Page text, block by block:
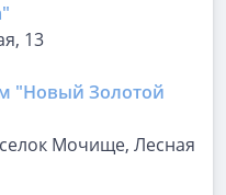
13
"Новый Золотой
Мочище, Лесная